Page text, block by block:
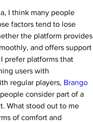
I think many people
factors tend to lose
the platform provides
and offers support
prefer platforms that
users with
regular players, Brango
consider part of a
What stood out to me
of comfort and